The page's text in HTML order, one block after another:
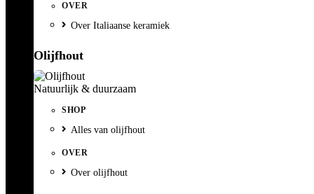
OVER
Over Italiaanse keramiek
Olijfhout
Natuurlijk & duurzaam
SHOP
Alles van olijfhout
OVER
Over olijfhout